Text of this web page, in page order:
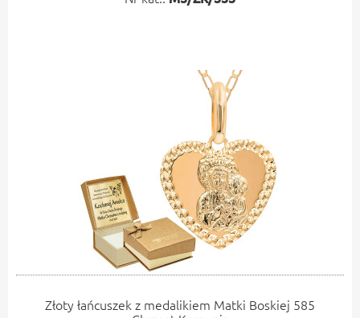
duchowego wsparcia, który będzie pamiątką na długie
Złoty łańcuszek z medalikiem Matki Boskiej 585